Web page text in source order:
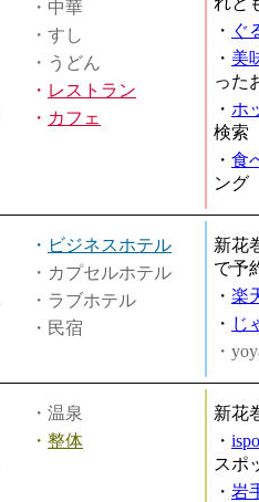
・中華
・すし
・うどん
・ レストラン
・ カフェ
・ ぐ
・ 美
った
・ ホ
検索
・ 食
ング
・ ビジネスホテル
・カプセルホテル
・ラブホテル
・民宿
新花
で予
・ 楽
・ じ
・
・温泉
・ 整体
新花
・
スポ
・ 岩